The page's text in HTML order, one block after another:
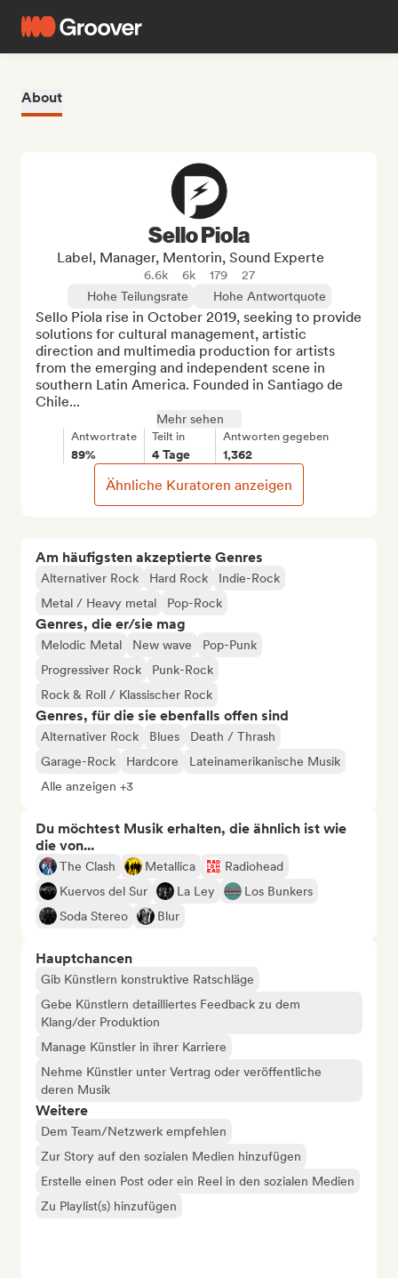
About
Am häufigsten akzeptierte Genres
Alternativer Rock Hard Rock
Indie-Rock
Metal / Heavy metal
Pop-Rock
Genres, die er/sie mag
Melodic Metal New wave
Pop-Punk
Progressiver Rock
Punk-Rock
Rock & Roll / Klassischer Rock
Genres, für die sie ebenfalls offen sind
Alternativer Rock Blues
Death / Thrash
Garage-Rock
Hardcore
Lateinamerikanische Musik
Alle anzeigen +3
Du möchtest Musik erhalten, die ähnlich ist wie
die von...
The Clash Metallica
Radiohead
Kuervos del Sur
La Ley
Los Bunkers
Soda Stereo
Blur
Hauptchancen
Gib Künstlern konstruktive Ratschläge
Gebe Künstlern detailliertes Feedback zu dem
Klang/der Produktion
Manage Künstler in ihrer Karriere
Nehme Künstler unter Vertrag oder veröffentliche
deren Musik
Weitere
Dem Team/Netzwerk empfehlen
Zur Story auf den sozialen Medien hinzufügen
Erstelle einen Post oder ein Reel in den sozialen Medien
Zu Playlist(s) hinzufügen
Sello Piola
Label, Manager, Mentorin, Sound Experte
6.6k 6k 179
27
Hohe Teilungsrate
Hohe Antwortquote
Sello Piola rise in October 2019, seeking to provide
solutions for cultural management, artistic
direction and multimedia production for artists
from the emerging and independent scene in
southern Latin America. Founded in Santiago de
Chile...
Mehr sehen
Antwortrate
89%
Teilt in
4 Tage
Antworten gegeben
1,362
Ähnliche Kuratoren anzeigen